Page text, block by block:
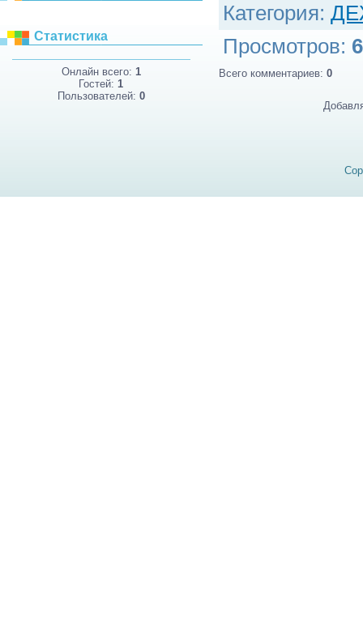
Статистика
Онлайн всего: 1
Гостей: 1
Пользователей: 0
Категория:
Просмотров:
Всего комментариев: 0